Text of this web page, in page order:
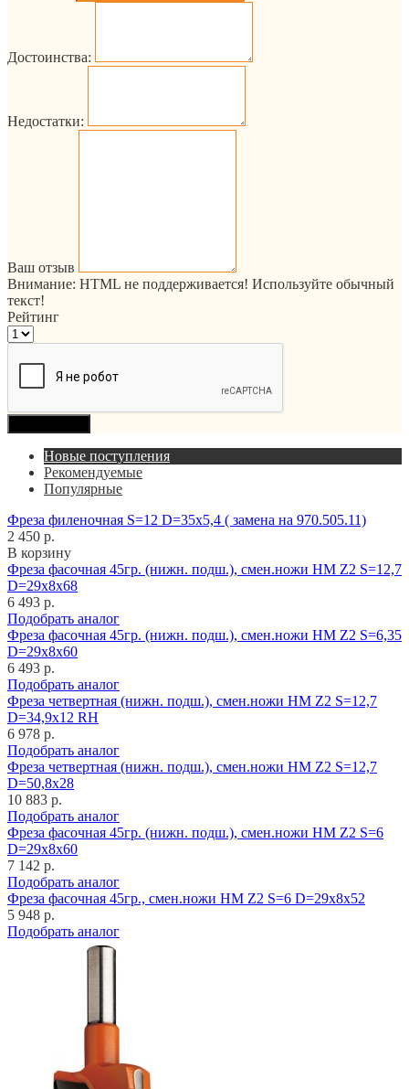
Достоинства:
Недостатки:
Ваш отзыв
Внимание: HTML не поддерживается! Используйте обычный
текст!
Рейтинг
Новые поступления
Рекомендуемые
Популярные
Фреза филеночная S=12 D=35x5,4 ( замена на 970.505.11)
2 450 р.
В корзину
Фреза фасочная 45гр. (нижн. подш.), смен.ножи HM Z2 S=12,7
D=29x8x68
6 493 р.
Подобрать аналог
Фреза фасочная 45гр. (нижн. подш.), смен.ножи HM Z2 S=6,35
D=29x8x60
6 493 р.
Подобрать аналог
Фреза четвертная (нижн. подш.), смен.ножи HM Z2 S=12,7
D=34,9x12 RH
6 978 р.
Подобрать аналог
Фреза четвертная (нижн. подш.), смен.ножи HM Z2 S=12,7
D=50,8x28
10 883 р.
Подобрать аналог
Фреза фасочная 45гр. (нижн. подш.), смен.ножи HM Z2 S=6
D=29x8x60
7 142 р.
Подобрать аналог
Фреза фасочная 45гр., смен.ножи HM Z2 S=6 D=29x8x52
5 948 р.
Подобрать аналог